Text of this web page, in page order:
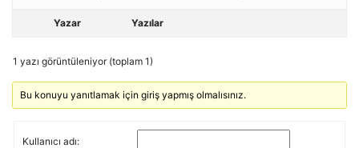
Yazar Yazılar
1 yazı görüntüleniyor (toplam 1)
Bu konuyu yanıtlamak için giriş yapmış olmalısınız.
Kullanıcı adı: